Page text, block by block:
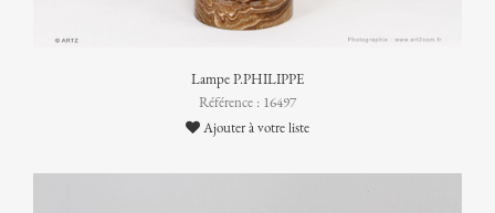
Lampe P.PHILIPPE
Référence : 16497
Ajouter à votre liste